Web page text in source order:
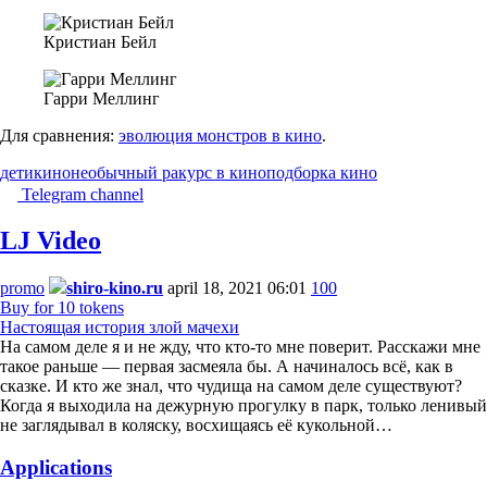
Кристиан Бейл
Гарри Меллинг
Для сравнения: эволюция монстров в кино.
детикинонеобычный ракурс в киноподборка кино
Telegram channel
LJ Video
promo shiro-kino.ru april 18, 2021 06:01 100
Buy for 10 tokens
Настоящая история злой мачехи
На самом деле я и не жду, что кто-то мне поверит. Расскажи мне
такое раньше — первая засмеяла бы. А начиналось всё, как в
сказке. И кто же знал, что чудища на самом деле существуют?
Когда я выходила на дежурную прогулку в парк, только ленивый
не заглядывал в коляску, восхищаясь её кукольной…
Applications